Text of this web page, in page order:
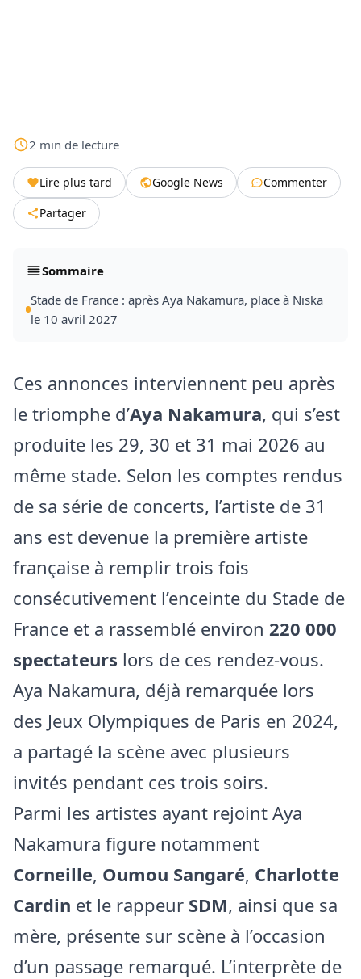
2 min de lecture
Lire plus tard Google News
Commenter
Partager
Sommaire
Stade de France : après Aya Nakamura, place à Niska
le 10 avril 2027
Ces annonces interviennent peu après
le triomphe d’Aya Nakamura, qui s’est
produite les 29, 30 et 31 mai 2026 au
même stade. Selon les comptes rendus
de sa série de concerts, l’artiste de 31
ans est devenue la première artiste
française à remplir trois fois
consécutivement l’enceinte du Stade de
France et a rassemblé environ 220 000
spectateurs lors de ces rendez‑vous.
Aya Nakamura, déjà remarquée lors
des Jeux Olympiques de Paris en 2024,
a partagé la scène avec plusieurs
invités pendant ces trois soirs.
Parmi les artistes ayant rejoint Aya
Nakamura figure notamment
Corneille, Oumou Sangaré, Charlotte
Cardin et le rappeur SDM, ainsi que sa
mère, présente sur scène à l’occasion
d’un passage remarqué. L’interprète de